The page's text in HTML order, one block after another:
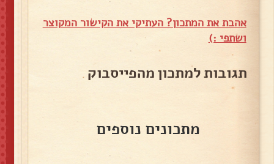
אהבת את המתכון? העתיקי את הקישור המקוצר
ושתפי :)
תגובות למתכון מהפייסבוק
מתכונים נוספים